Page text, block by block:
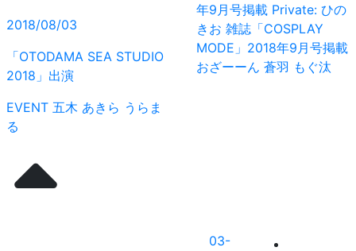
2018/08/03
「OTODAMA SEA STUDIO
2018」出演
EVENT 五木 あきら うらま
る
年9月号掲載 Private: ひの
きお 雑誌「COSPLAY
MODE」2018年9月号掲載
おざーーん 蒼羽 もぐ汰
03-